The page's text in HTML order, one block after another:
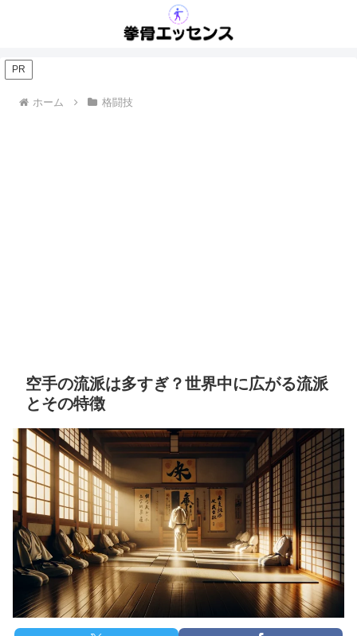
PR
ホーム 格闘技
空手の流派は多すぎ？世界中に広がる流派
とその特徴